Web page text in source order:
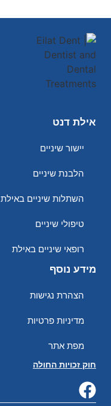
אילת דנט
יישור שיניים
הלבנת שיניים
השתלות שיניים באילת
טיפולי שיניים
רופאי שיניים באילת
מידע נוסף
הצהרת נגישות
מדיניות פרטיות
מפת אתר
חוק זכויות החולה